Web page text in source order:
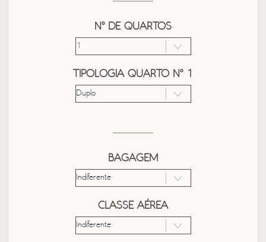
Nº DE QUARTOS
TIPOLOGIA QUARTO Nº 1
BAGAGEM
CLASSE AÉREA